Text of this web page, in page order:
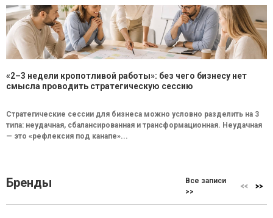
«2–3 недели кропотливой работы»: без чего бизнесу нет
смысла проводить стратегическую сессию
Стратегические сессии для бизнеса можно условно разделить на 3
типа: неудачная, сбалансированная и трансформационная. Неудачная
— это «рефлексия под канапе»...
Бренды
Все записи
>>